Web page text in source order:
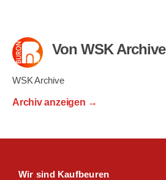
Von WSK Archive
WSK Archive
Archiv anzeigen →
Wir sind Kaufbeuren